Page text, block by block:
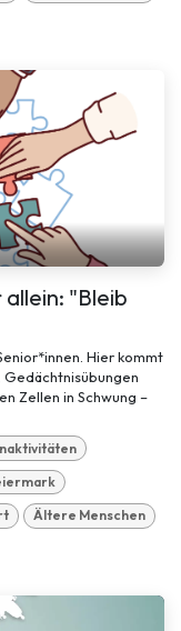
"Bleib
Hier kommt
Zellen in Schwung –
Ältere Menschen